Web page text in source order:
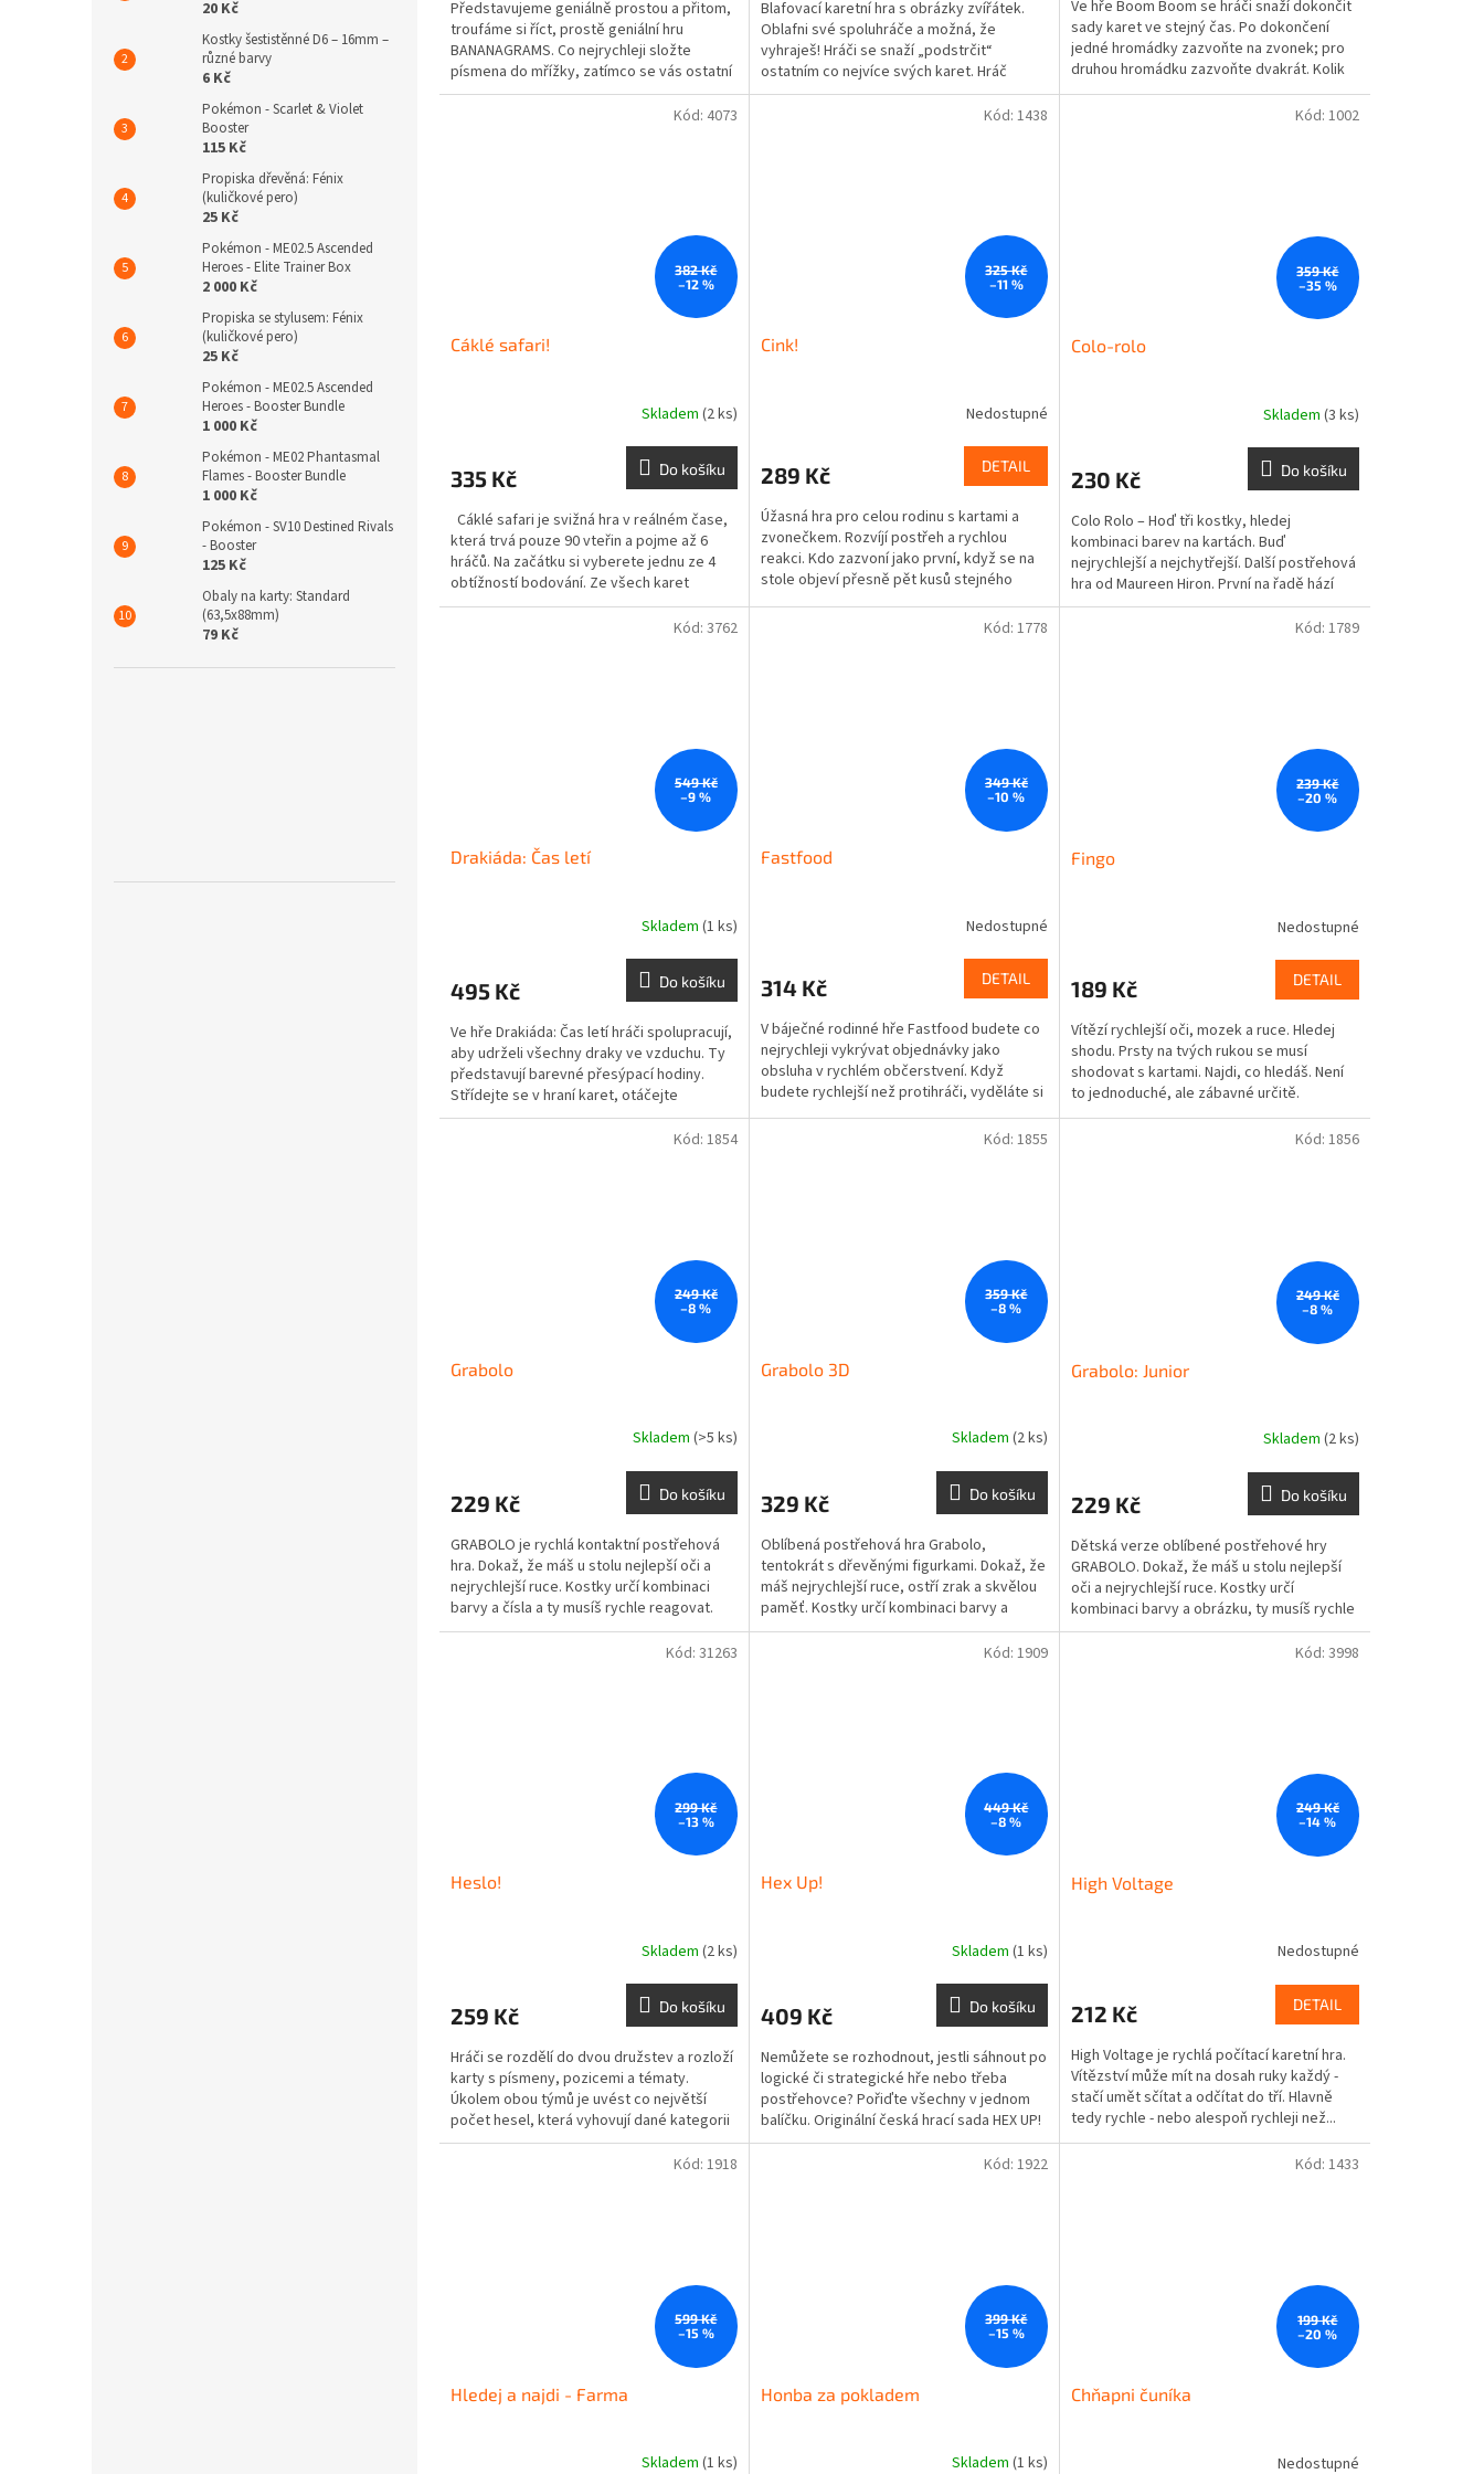
20 Kč
Kostky šestistěnné D6 – 16mm –
různé barvy
6 Kč
Pokémon - Scarlet & Violet
Booster
115 Kč
Propiska dřevěná: Fénix
(kuličkové pero)
25 Kč
Pokémon - ME02.5 Ascended
Heroes - Elite Trainer Box
2 000 Kč
Propiska se stylusem: Fénix
(kuličkové pero)
25 Kč
Pokémon - ME02.5 Ascended
Heroes - Booster Bundle
1 000 Kč
Pokémon - ME02 Phantasmal
Flames - Booster Bundle
1 000 Kč
Pokémon - SV10 Destined Rivals
- Booster
125 Kč
Obaly na karty: Standard
(63,5x88mm)
79 Kč
Představujeme geniálně prostou a přitom,
troufáme si říct, prostě geniální hru
BANANAGRAMS. Co nejrychleji složte
písmena do mřížky, zatímco se vás ostatní
snaží předběhnout!...
Blafovací karetní hra s obrázky zvířátek.
Oblafni své spoluhráče a možná, že
vyhraješ! Hráči se snaží „podstrčit“
ostatním co nejvíce svých karet. Hráč
nabízí jedno ze svých...
Ve hře Boom Boom se hráči snaží dokončit
sady karet ve stejný čas. Po dokončení
jedné hromádky zazvoňte na zvonek; pro
druhou hromádku zazvoňte dvakrát. Kolik
hromádek ještě...
382 Kč
–12 %
Cáklé safari!
Skladem (2 ks)
335 Kč Do košíku
Cáklé safari je svižná hra v reálném čase,
která trvá pouze 90 vteřin a pojme až 6
hráčů. Na začátku si vyberete jednu ze 4
obtížností bodování. Ze všech karet
safari...
Kód: 4073
325 Kč
–11 %
Cink!
Nedostupné
289 Kč DETAIL
Úžasná hra pro celou rodinu s kartami a
zvonečkem. Rozvíjí postřeh a rychlou
reakci. Kdo zazvoní jako první, když se na
stole objeví přesně pět kusů stejného
ovoce? Počet hráčů:...
Kód: 1438
359 Kč
–35 %
Colo-rolo
Skladem (3 ks)
230 Kč Do košíku
Colo Rolo – Hoď tři kostky, hledej
kombinaci barev na kartách. Buď
nejrychlejší a nejchytřejší. Další postřehová
hra od Maureen Hiron. První na řadě hází
všemi kostkami najednou...
Kód: 1002
549 Kč
–9 %
Drakiáda: Čas letí
Skladem (1 ks)
495 Kč Do košíku
Ve hře Drakiáda: Čas letí hráči spolupracují,
aby udrželi všechny draky ve vzduchu. Ty
představují barevné přesýpací hodiny.
Střídejte se v hraní karet, otáčejte
přesýpací...
Kód: 3762
349 Kč
–10 %
Fastfood
Nedostupné
314 Kč DETAIL
V báječné rodinné hře Fastfood budete co
nejrychleji vykrývat objednávky jako
obsluha v rychlém občerstvení. Když
budete rychlejší než protihráči, vyděláte si
více peněz a...
Kód: 1778
239 Kč
–20 %
Fingo
Nedostupné
189 Kč DETAIL
Vítězí rychlejší oči, mozek a ruce. Hledej
shodu. Prsty na tvých rukou se musí
shodovat s kartami. Najdi, co hledáš. Není
to jednoduché, ale zábavné určitě.
Kontaktní postřehová...
Kód: 1789
249 Kč
–8 %
Grabolo
Skladem (>5 ks)
229 Kč Do košíku
GRABOLO je rychlá kontaktní postřehová
hra. Dokaž, že máš u stolu nejlepší oči a
nejrychlejší ruce. Kostky určí kombinaci
barvy a čísla a ty musíš rychle reagovat.
Cílem hry je...
Kód: 1854
359 Kč
–8 %
Grabolo 3D
Skladem (2 ks)
329 Kč Do košíku
Oblíbená postřehová hra Grabolo,
tentokrát s dřevěnými figurkami. Dokaž, že
máš nejrychlejší ruce, ostří zrak a skvělou
paměť. Kostky určí kombinaci barvy a
tvaru, ty najdi...
Kód: 1855
249 Kč
–8 %
Grabolo: Junior
Skladem (2 ks)
229 Kč Do košíku
Dětská verze oblíbené postřehové hry
GRABOLO. Dokaž, že máš u stolu nejlepší
oči a nejrychlejší ruce. Kostky určí
kombinaci barvy a obrázku, ty musíš rychle
reagovat. Cílem hry...
Kód: 1856
299 Kč
–13 %
Heslo!
Skladem (2 ks)
259 Kč Do košíku
Hráči se rozdělí do dvou družstev a rozloží
karty s písmeny, pozicemi a tématy.
Úkolem obou týmů je uvést co největší
počet hesel, která vyhovují dané kategorii
a obsahují...
Kód: 31263
449 Kč
–8 %
Hex Up!
Skladem (1 ks)
409 Kč Do košíku
Nemůžete se rozhodnout, jestli sáhnout po
logické či strategické hře nebo třeba
postřehovce? Pořiďte všechny v jednom
balíčku. Originální česká hrací sada HEX UP!
obsahuje...
Kód: 1909
249 Kč
–14 %
High Voltage
Nedostupné
212 Kč DETAIL
High Voltage je rychlá počítací karetní hra.
Vítězství může mít na dosah ruky každý -
stačí umět sčítat a odčítat do tří. Hlavně
tedy rychle - nebo alespoň rychleji než...
Kód: 3998
599 Kč
–15 %
Hledej a najdi - Farma
Skladem (1 ks)
Kód: 1918
399 Kč
–15 %
Honba za pokladem
Skladem (1 ks)
Kód: 1922
199 Kč
–20 %
Chňapni čuníka
Nedostupné
Kód: 1433